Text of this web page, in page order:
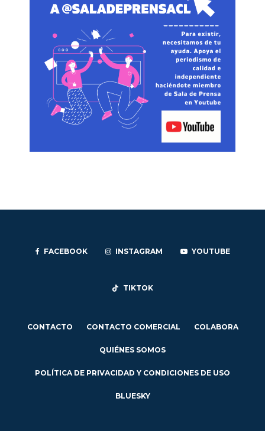
FACEBOOK INSTAGRAM YOUTUBE
TIKTOK
CONTACTO CONTACTO COMERCIAL COLABORA
QUIÉNES SOMOS
POLÍTICA DE PRIVACIDAD Y CONDICIONES DE USO
BLUESKY